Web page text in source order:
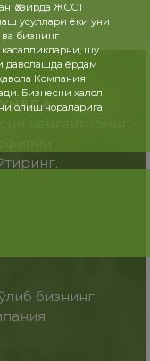
кенгайтиринг,
бизнинг
Ҳозирда ЖССТ
усуллари ёки уни
бизнинг
шу
даволашда ёрдам
Компания
Бизнесни ҳалол
олиш чораларига